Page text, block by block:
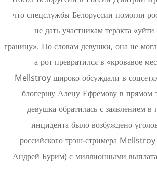
что спецслужбы
не дать
границу». По словам
а рот
Mellstroy широко
блогершу Алену
девушка
инцидента было
российского трэш-
Андрей Бурим) с